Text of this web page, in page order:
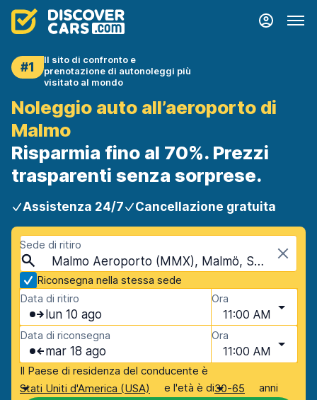
#1
Il sito di confronto e
prenotazione di autonoleggi più
visitato al mondo
Noleggio auto all’aeroporto di
Malmo
Risparmia fino al 70%. Prezzi
trasparenti senza sorprese.
Assistenza 24/7 Cancellazione gratuita
Sede di ritiro
Malmo Aeroporto (MMX), Malmö, Svezia
Riconsegna nella stessa sede
Data di ritiro
lun 10 ago
Ora
11:00 AM
Data di riconsegna
mar 18 ago
Ora
11:00 AM
Il Paese di residenza del conducente è
Stati Uniti d'America (USA)
e l'età è di30-65 anni